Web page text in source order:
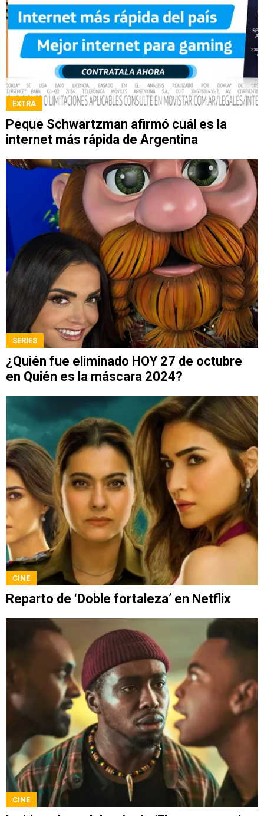
EXTRA
Peque Schwartzman afirmó cuál es la
internet más rápida de Argentina
SERIES
¿Quién fue eliminado HOY 27 de octubre
en Quién es la máscara 2024?
CINE
Reparto de ‘Doble fortaleza’ en Netflix
CINE